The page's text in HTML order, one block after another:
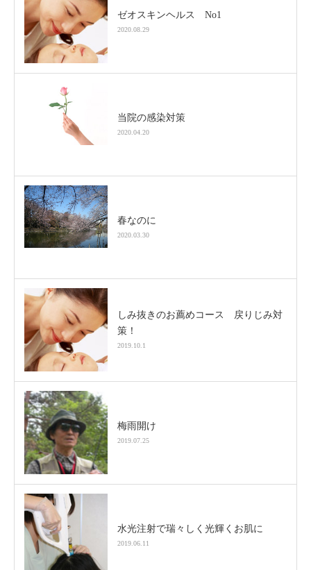
ゼオスキンヘルス No1
2020.08.29
当院の感染対策
2020.04.20
春なのに
2020.03.30
しみ抜きのお薦めコース 戻りじみ対
策！
2019.10.1
梅雨開け
2019.07.25
水光注射で瑞々しく光輝くお肌に
2019.06.11